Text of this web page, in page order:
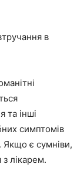
в
та інші
симптомів
Якщо є сумніви,
лікарем.